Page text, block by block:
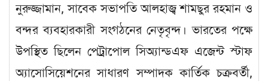
নুরুজ্জামান, সাবেক সভাপতি আলহাজ্ব শামছুর রহমান ও
বন্দর ব্যবহারকারী সংগঠনের নেতৃবৃন্দ। ভারতের পক্ষে
উপস্থিত ছিলেন পেট্রাপোল সিঅ্যান্ডএফ এজেন্ট স্টাফ
অ্যাসোসিয়েশনের সাধারণ সম্পাদক কার্তিক চক্রবর্তী,